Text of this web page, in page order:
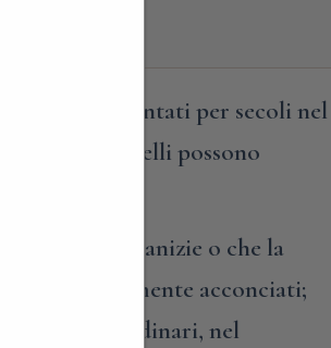
sedimentati per secoli nel
taglio di capelli possono
della canizie o che la
splendidamente acconciati;
o straordinari, nel